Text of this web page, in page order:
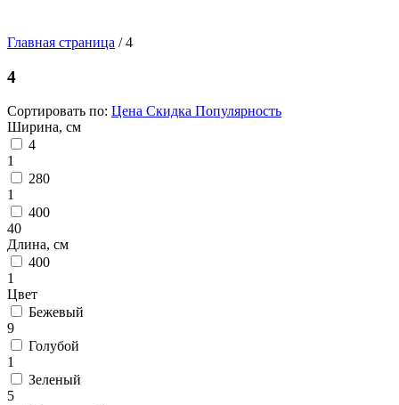
типу
Синтетические
ковры
Главная страница /4
4
Сортировать по: Цена Скидка Популярность
Ширина, см
4
1
280
1
400
40
Длина, см
400
1
Цвет
Бежевый
9
Голубой
1
Зеленый
5